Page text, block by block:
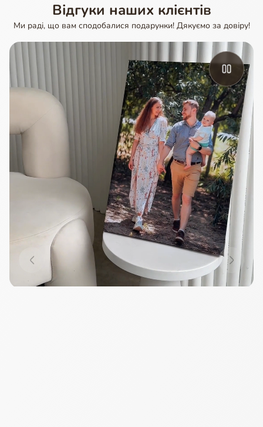
Відгуки наших клієнтів
Ми раді, що вам сподобалися подарунки! Дякуємо за довіру!